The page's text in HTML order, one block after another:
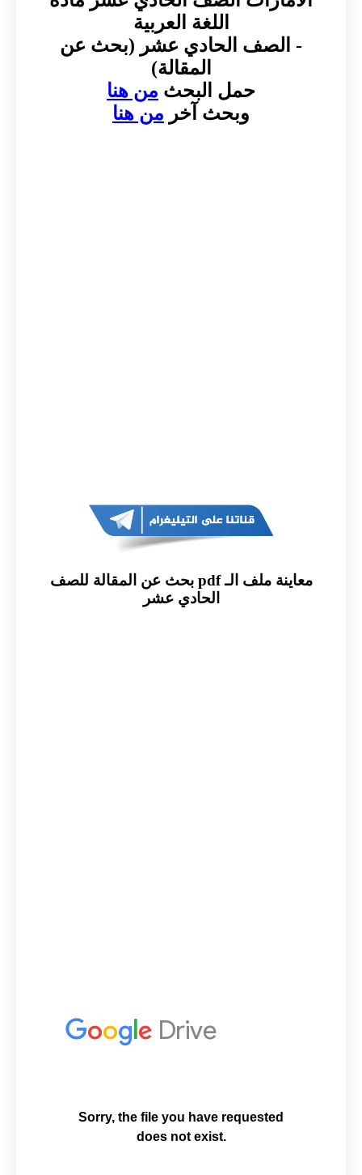
اللغة العربية
- الصف الحادي عشر (بحث عن
المقالة)
حمل البحث من هنا
وبحث آخر من هنا
معاينة ملف الـ pdf بحث عن المقالة للصف
الحادي عشر